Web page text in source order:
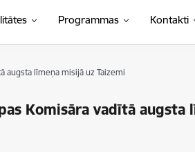
Programmas Kontakti
augsta līmeņa misijā uz Taizemi
Komisāra vadītā augsta